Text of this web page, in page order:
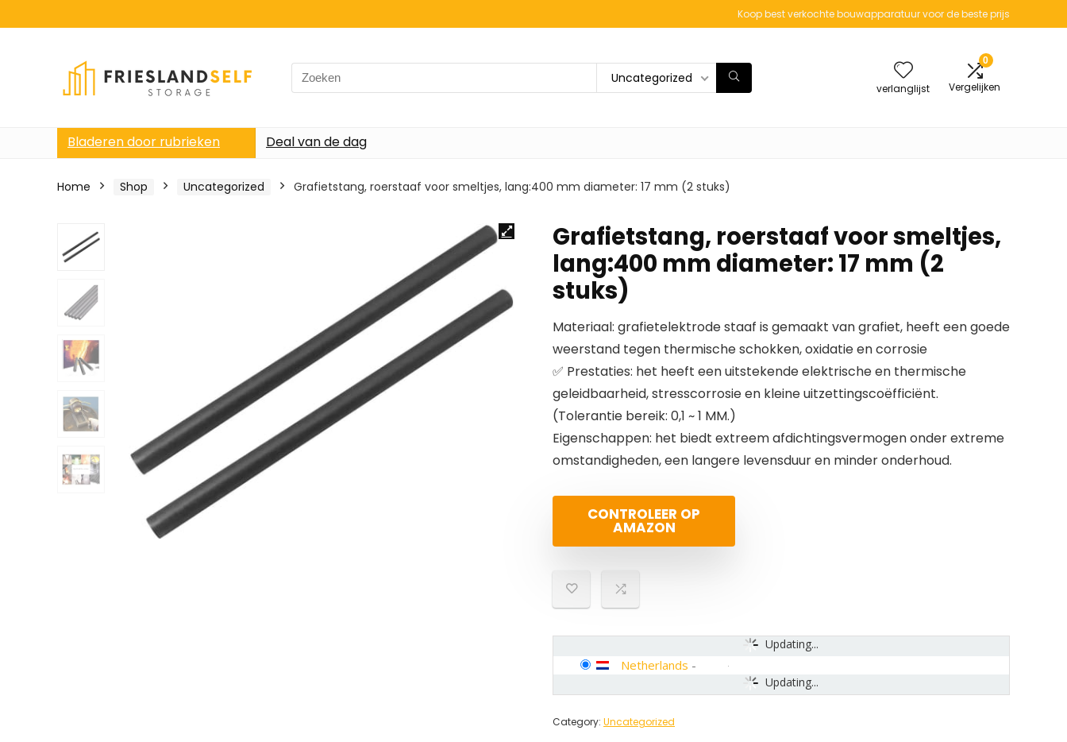
Koop best verkochte bouwapparatuur voor de beste prijs
Search
for:
Uncategorized
verlanglijst
0
Vergelijken
Bladeren door rubrieken Deal van de dag
Home Shop Uncategorized Grafietstang, roerstaaf voor smeltjes, lang:400 mm diameter: 17 mm (2 stuks)
Grafietstang, roerstaaf voor smeltjes,
lang:400 mm diameter: 17 mm (2
stuks)
Materiaal: grafietelektrode staaf is gemaakt van grafiet, heeft een goede
weerstand tegen thermische schokken, oxidatie en corrosie
✅ Prestaties: het heeft een uitstekende elektrische en thermische
geleidbaarheid, stresscorrosie en kleine uitzettingscoëfficiënt.
(Tolerantie bereik: 0,1 ~ 1 MM.)
Eigenschappen: het biedt extreem afdichtingsvermogen onder extreme
omstandigheden, een langere levensduur en minder onderhoud.
CONTROLEER OP
AMAZON
Updating...
Updating...
Netherlands -
Category: Uncategorized